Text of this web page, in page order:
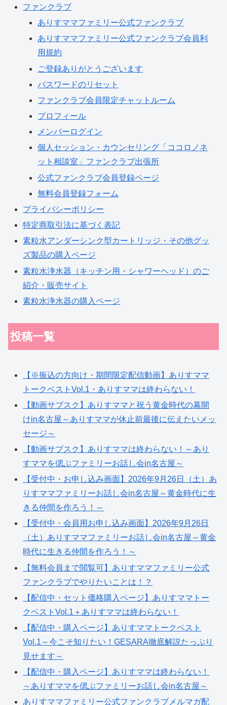
ファンクラブ
ありすママファミリー公式ファンクラブ
ありすママファミリー公式ファンクラブ会員利
用規約
ご登録ありがとうございます
パスワードのリセット
ファンクラブ会員限定チャットルーム
プロフィール
メンバーログイン
個人セッション・カウンセリング「ココロノネ
ット相談室」ファンクラブ出張所
公式ファンクラブ会員登録ページ
無料会員登録フォーム
プライバシーポリシー
特定商取引法に基づく表記
素粒水アンダーシンク型カートリッジ・その他グッ
ズ製品の購入ページ
素粒水浄水器（キッチン用・シャワーヘッド）のご
紹介・販売サイト
素粒水浄水器の購入ページ
投稿一覧
【※振込の方向け・期間限定配信動画】ありすママ
トークベストVol.1・ありすママは終わらない！
【動画サブスク】ありすママと祝う黄金時代の幕開
けin名古屋～ありすママが休止前最後に伝えたいメッ
セージ～
【動画サブスク】ありすママは終わらない！～あり
すママを偲ぶファミリーお話し会in名古屋～
【受付中・お申し込み画面】2026年9月26日（土）あ
りすママファミリーお話し会in名古屋～黄金時代に生
きる仲間を作ろう！～
【受付中・会員用お申し込み画面】2026年9月26日
（土）ありすママファミリーお話し会in名古屋～黄金
時代に生きる仲間を作ろう！～
【無料会員まで閲覧可】ありすママファミリー公式
ファンクラブでやりたいことは！？
【配信中・セット価格購入ページ】ありすママトー
クベストVol.1＋ありすママは終わらない！
【配信中・購入ページ】ありすママトークベスト
Vol.1～今こそ知りたい！GESARA徹底解説たっぷり
見せます～
【配信中・購入ページ】ありすママは終わらない！
～ありすママを偲ぶファミリーお話し会in名古屋～
ありすママファミリー公式ファンクラブメルマガ配